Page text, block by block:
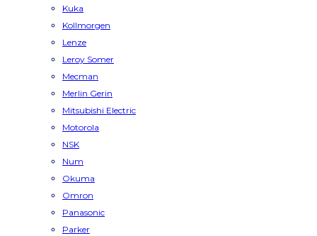
Kuka
Kollmorgen
Lenze
Leroy Somer
Mecman
Merlin Gerin
Mitsubishi Electric
Motorola
NSK
Num
Okuma
Omron
Panasonic
Parker